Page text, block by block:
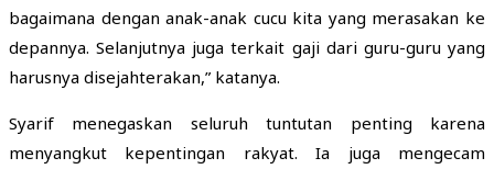
bagaimana dengan anak-anak cucu kita yang merasakan ke
depannya. Selanjutnya juga terkait gaji dari guru-guru yang
harusnya disejahterakan,” katanya.
Syarif menegaskan seluruh tuntutan penting karena
menyangkut kepentingan rakyat. Ia juga mengecam